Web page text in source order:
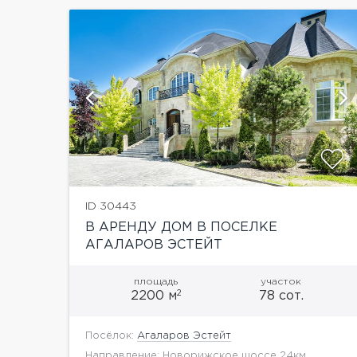
ID 30443
В АРЕНДУ ДОМ В ПОСЕЛКЕ
АГАЛАРОВ ЭСТЕЙТ
площадь
2200 м2
участок
78 сот.
Посёлок: Агаларов Эстейт
показать ещё 40 фотографий